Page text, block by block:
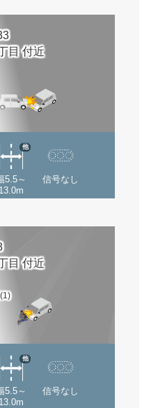
目 付近
5.5～
13.0m
他
信号なし
目 付近
(1)
5.5～
13.0m
他
信号なし